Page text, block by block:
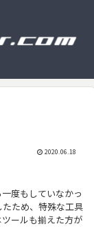
2020.06.18
度もしていなかっ
ため、特殊な工具
ールも揃えた方が